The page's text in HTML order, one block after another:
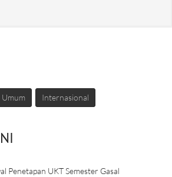
Umum Internasional
Penetapan UKT Semester Gasal